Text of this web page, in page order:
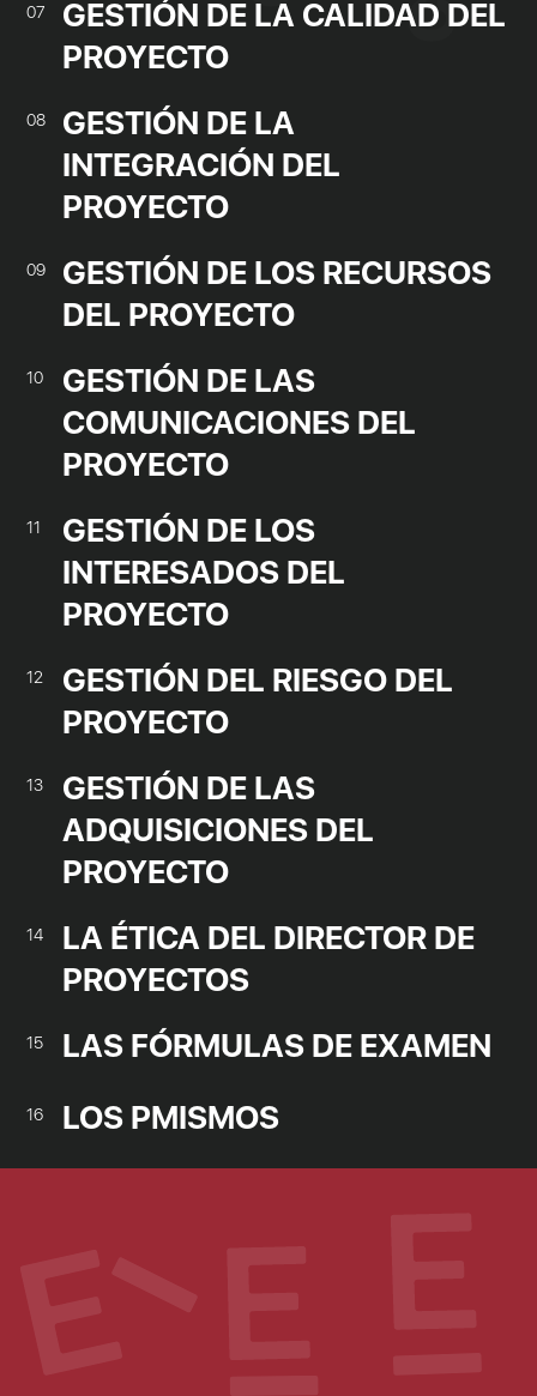
07
GESTIÓN DE LA CALIDAD DEL
PROYECTO
08
GESTIÓN DE LA
INTEGRACIÓN DEL
PROYECTO
09
GESTIÓN DE LOS RECURSOS
DEL PROYECTO
10
GESTIÓN DE LAS
COMUNICACIONES DEL
PROYECTO
11
GESTIÓN DE LOS
INTERESADOS DEL
PROYECTO
12
GESTIÓN DEL RIESGO DEL
PROYECTO
13
GESTIÓN DE LAS
ADQUISICIONES DEL
PROYECTO
14
LA ÉTICA DEL DIRECTOR DE
PROYECTOS
15 LAS FÓRMULAS DE EXAMEN
16 LOS PMISMOS